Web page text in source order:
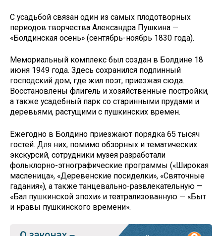
С усадьбой связан один из самых плодотворных
периодов творчества Александра Пушкина —
«Болдинская осень» (сентябрь-ноябрь 1830 года).
Мемориальный комплекс был создан в Болдине 18
июня 1949 года. Здесь сохранился подлинный
господский дом, где жил поэт, приезжая сюда.
Восстановлены флигель и хозяйственные постройки,
а также усадебный парк со старинными прудами и
деревьями, растущими с пушкинских времен.
Ежегодно в Болдино приезжают порядка 65 тысяч
гостей. Для них, помимо обзорных и тематических
экскурсий, сотрудники музея разработали
фольклорно-этнографические программы («Широкая
масленица», «Деревенские посиделки», «Святочные
гадания»), а также танцевально-развлекательную —
«Бал пушкинской эпохи» и театрализованную — «Быт
и нравы пушкинского времени».